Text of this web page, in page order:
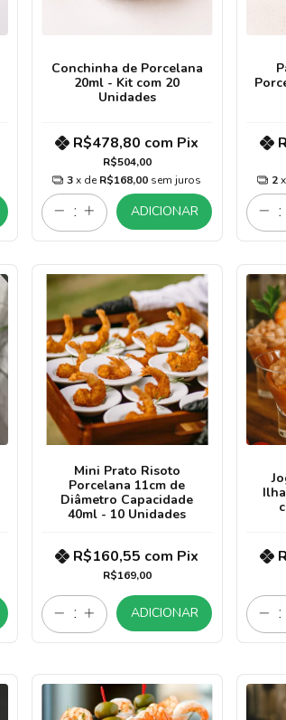
Conchinha de Porcelana
20ml - Kit com 20
Unidades
R$504,00
R$478,80 com Pix
3 x de R$168,00 sem juros
ADICIONAR
2
Mini Prato Risoto
Porcelana 11cm de
Diâmetro Capacidade
40ml - 10 Unidades
R$169,00
R$160,55 com Pix
ADICIONAR